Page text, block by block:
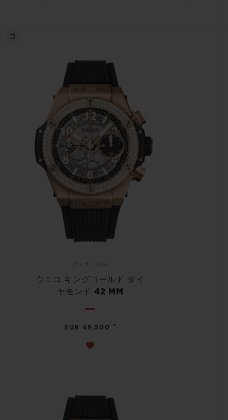
ビッグ・バン
ウニコ キングゴールド ダイ
ヤモンド 42 MM
EUR 49,500 •